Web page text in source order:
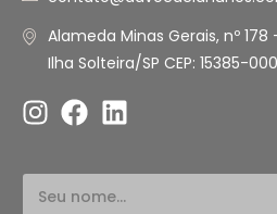
Alameda Minas Gerais, nº
Ilha Solteira/SP CEP: 15385-000